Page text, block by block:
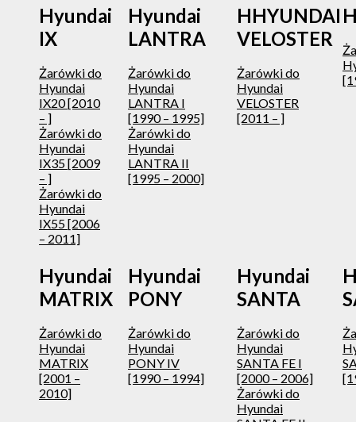
Hyundai
IX
Żarówki do
Hyundai
IX20 [2010
– ]
Żarówki do
Hyundai
IX35 [2009
– ]
Żarówki do
Hyundai
IX55 [2006
– 2011]
Hyundai
LANTRA
Żarówki do
Hyundai
LANTRA I
[1990 – 1995]
Żarówki do
Hyundai
LANTRA II
[1995 – 2000]
HHYUNDAI
VELOSTER
Żarówki do
Hyundai
VELOSTER
[2011 – ]
Hyundai
MATRIX
Żarówki do
Hyundai
MATRIX
[2001 –
2010]
Hyundai
PONY
Żarówki do
Hyundai
PONY IV
[1990 – 1994]
Hyundai
SANTA
Żarówki do
Hyundai
SANTA FE I
[2000 – 2006]
Żarówki do
Hyundai